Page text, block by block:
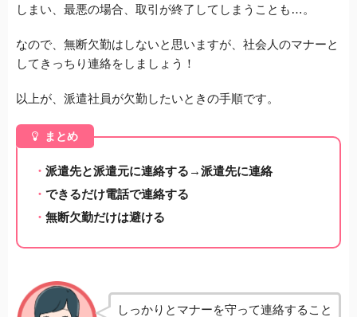
しまい、最悪の場合、取引が終了してしまうことも…。
なので、無断欠勤はしないと思いますが、社会人のマナーと
してきっちり連絡をしましょう！
以上が、派遣社員が欠勤したいときの手順です。
まとめ
派遣先と派遣元に連絡する→派遣先に連絡
できるだけ電話で連絡する
無断欠勤だけは避ける
しっかりとマナーを守って連絡すること